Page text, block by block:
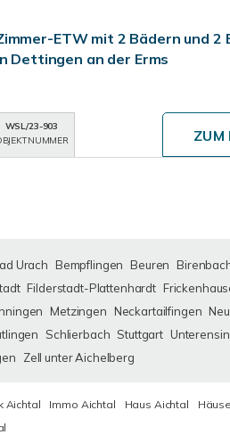
ETW mit 2 Bädern und 2
Dettingen an der Erms
WSL/23-903
ZUM
Urach Bempflingen Beuren
Filderstadt-Plattenhardt
Metzingen Neckartailfingen
Schlierbach Stuttgart
Zell unter Aichelberg
Aichtal Immo Aichtal Haus Aichtal